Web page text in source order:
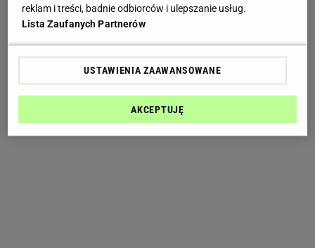
reklam i treści, badnie odbiorców i ulepszanie usług.
Lista Zaufanych Partnerów
USTAWIENIA ZAAWANSOWANE
AKCEPTUJĘ